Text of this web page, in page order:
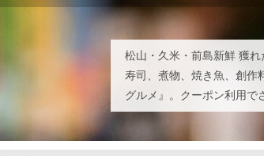
松山・久米・前島新鮮 獲
寿司、煮物、焼き魚、創作
グルメ』。クーポン利用で